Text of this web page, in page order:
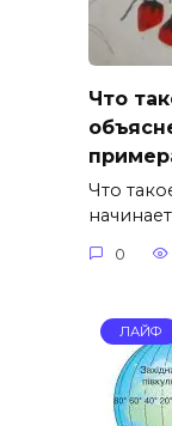
Что
Что
0
ЛАЙФ